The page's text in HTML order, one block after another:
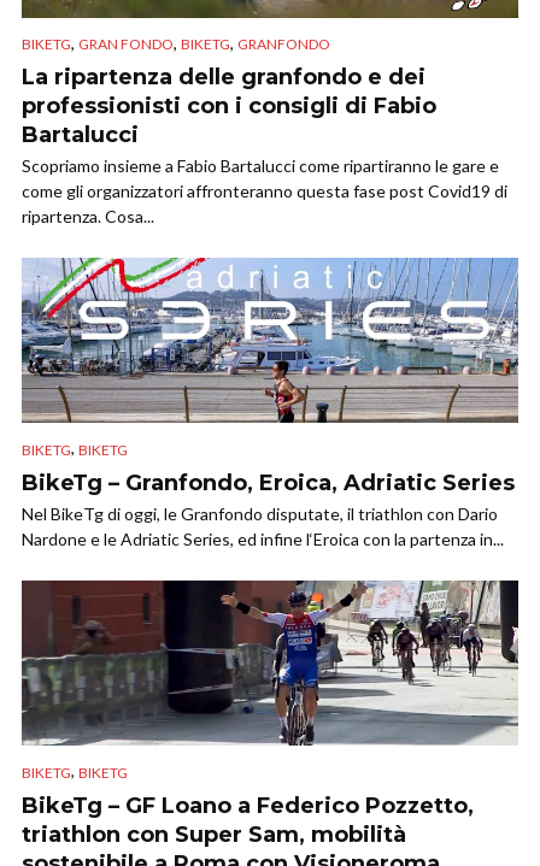
BIKETG, GRAN FONDO, BIKETG, GRANFONDO
La ripartenza delle granfondo e dei
professionisti con i consigli di Fabio
Bartalucci
Scopriamo insieme a Fabio Bartalucci come ripartiranno le gare e
come gli organizzatori affronteranno questa fase post Covid19 di
ripartenza. Cosa...
BIKETG, BIKETG
BikeTg – Granfondo, Eroica, Adriatic Series
Nel BikeTg di oggi, le Granfondo disputate, il triathlon con Dario
Nardone e le Adriatic Series, ed infine l‘Eroica con la partenza in...
BIKETG, BIKETG
BikeTg – GF Loano a Federico Pozzetto,
triathlon con Super Sam, mobilità